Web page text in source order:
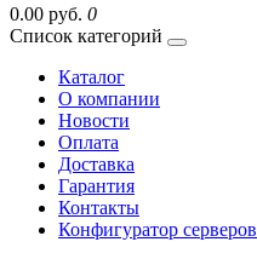
0.00 руб. 0
Список категорий
Каталог
О компании
Новости
Оплата
Доставка
Гарантия
Контакты
Конфигуратор серверов